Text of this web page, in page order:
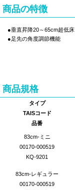
商品の特徴
●垂直昇降20～65cm超低床
●足先の角度調節機能
商品規格
タイプ
TAISコード
品番
83cm-ミニ
00170-000519
KQ-9201
83cm-レギュラー
00170-000519